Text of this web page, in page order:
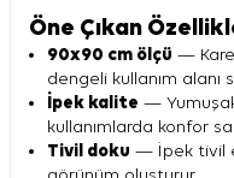
Öne Çıkan
90x90 cm ölçü —
dengeli kullanım alanı
İpek kalite —
kullanımlarda konfor
Tivil doku — İpek tivil